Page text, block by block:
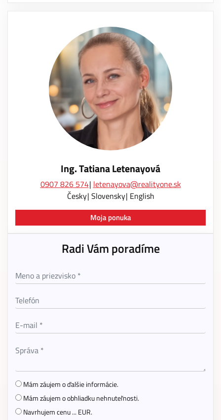
Ing. Tatiana Letenayová
0907 826 574 letenayova@realityone.sk
Česky Slovensky English
Moja ponuka
Radi Vám poradíme
Mám záujem o ďalšie informácie.
Mám záujem o obhliadku nehnuteľnosti.
Navrhujem cenu ... EUR.